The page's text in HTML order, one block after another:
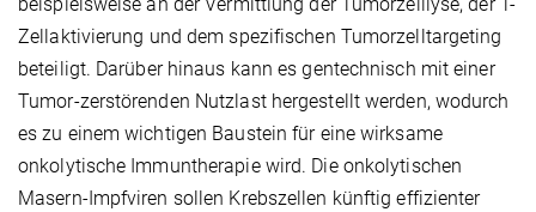
beispielsweise an der Vermittlung der Tumorzelllyse, der T-
Zellaktivierung und dem spezifischen Tumorzelltargeting
beteiligt. Darüber hinaus kann es gentechnisch mit einer
Tumor-zerstörenden Nutzlast hergestellt werden, wodurch
es zu einem wichtigen Baustein für eine wirksame
onkolytische Immuntherapie wird. Die onkolytischen
Masern-Impfviren sollen Krebszellen künftig effizienter